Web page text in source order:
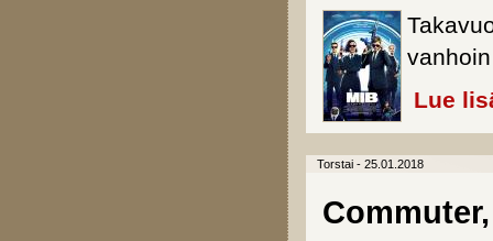
Lue
Torstai - 25.01.2018